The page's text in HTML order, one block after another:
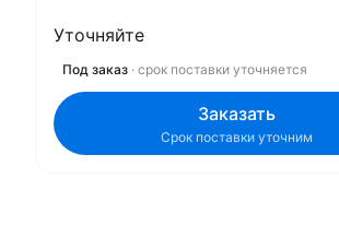
Уточняйте
Под заказ · срок поставки уточняется
Заказать
Срок поставки уточним